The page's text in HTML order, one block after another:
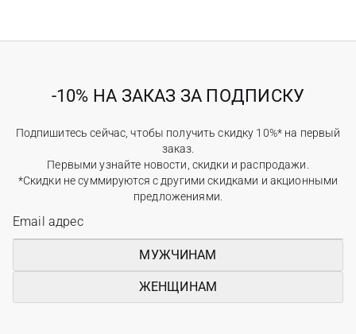
-10% НА ЗАКАЗ ЗА ПОДПИСКУ
Подпишитесь сейчас, чтобы получить скидку 10%* на первый
заказ.
Первыми узнайте новости, скидки и распродажи.
*Скидки не суммируются с другими скидками и акционными
предложениями.
МУЖЧИНАМ
ЖЕНЩИНАМ